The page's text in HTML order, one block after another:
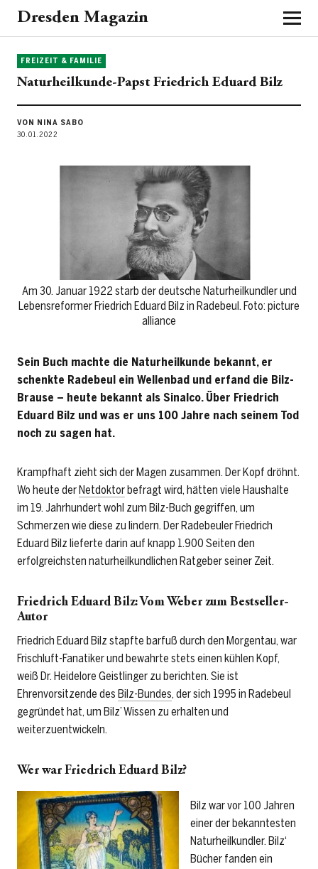
Dresden Magazin
FREIZEIT & FAMILIE
Naturheilkunde-Papst Friedrich Eduard Bilz
VON NINA SABO
30.01.2022
Am 30. Januar 1922 starb der deutsche Naturheilkundler und
Lebensreformer Friedrich Eduard Bilz in Radebeul. Foto: picture
alliance
Sein Buch machte die Naturheilkunde bekannt, er
schenkte Radebeul ein Wellenbad und erfand die Bilz-
Brause – heute bekannt als Sinalco. Über Friedrich
Eduard Bilz und was er uns 100 Jahre nach seinem Tod
noch zu sagen hat.
Krampfhaft zieht sich der Magen zusammen. Der Kopf dröhnt.
Wo heute derNetdoktorbefragt wird, hätten viele Haushalte
im 19. Jahrhundert wohl zum Bilz-Buch gegriffen, um
Schmerzen wie diese zu lindern. Der Radebeuler Friedrich
Eduard Bilz lieferte darin auf knapp 1.900 Seiten den
erfolgreichsten naturheilkundlichen Ratgeber seiner Zeit.
Friedrich Eduard Bilz: Vom Weber zum Bestseller-
Autor
Friedrich Eduard Bilz stapfte barfuß durch den Morgentau, war
Frischluft-Fanatiker und bewahrte stets einen kühlen Kopf,
weiß Dr. Heidelore Geistlinger zu berichten. Sie ist
Ehrenvorsitzende des Bilz-Bundes, der sich 1995 in Radebeul
gegründet hat, um Bilz’ Wissen zu erhalten und
weiterzuentwickeln.
Wer war Friedrich Eduard Bilz?
Bilz war vor 100 Jahren
einer der bekanntesten
Naturheilkundler. Bilz‘
Bücher fanden ein